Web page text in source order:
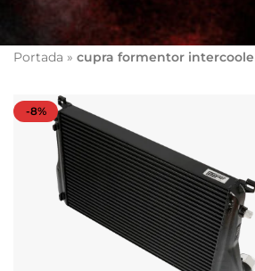
Portada » cupra formentor
-8%